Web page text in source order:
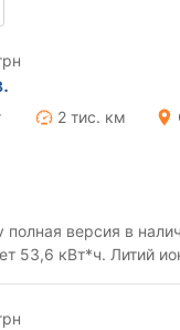
2 тис. км
версия в
53,6 кВт*ч. Литий